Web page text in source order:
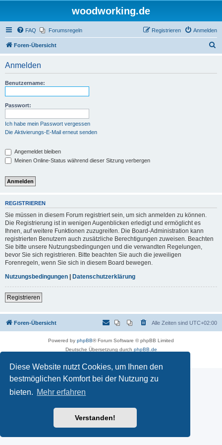
Diese Website nutzt Cookies, um Ihnen den
bestmöglichen Komfort bei der Nutzung zu
bieten. Mehr erfahren
Verstanden!
woodworking.de
FAQ Forumsregeln Anmelden
Registrieren
Foren-Übersicht
Anmelden
Benutzername:
Passwort:
Ich habe mein Passwort vergessen
Die Aktivierungs-E-Mail erneut senden
Angemeldet bleiben
Meinen Online-Status während dieser Sitzung verbergen
REGISTRIEREN
Sie müssen in diesem Forum registriert sein, um sich anmelden zu können.
Die Registrierung ist in wenigen Augenblicken erledigt und ermöglicht es
Ihnen, auf weitere Funktionen zuzugreifen. Die Board-Administration kann
registrierten Benutzern auch zusätzliche Berechtigungen zuweisen. Beachten
Sie bitte unsere Nutzungsbedingungen und die verwandten Regelungen,
bevor Sie sich registrieren. Bitte beachten Sie auch die jeweiligen
Forenregeln, wenn Sie sich in diesem Board bewegen.
Nutzungsbedingungen | Datenschutzerklärung
Registrieren
Foren-Übersicht Alle Zeiten sind UTC+02:00
Powered by phpBB® Forum Software © phpBB Limited
Deutsche Übersetzung durch phpBB.de